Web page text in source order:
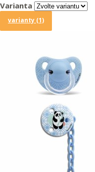
Varianta
varianty (1)